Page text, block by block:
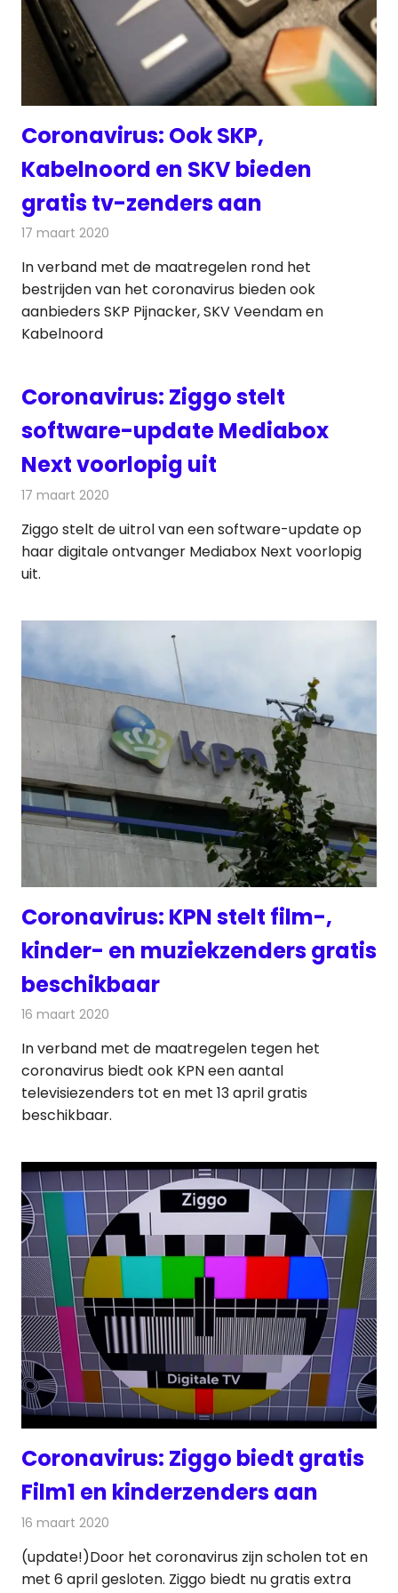
Coronavirus: Ook SKP,
Kabelnoord en SKV bieden
gratis tv-zenders aan
17 maart 2020
In verband met de maatregelen rond het
bestrijden van het coronavirus bieden ook
aanbieders SKP Pijnacker, SKV Veendam en
Kabelnoord
Coronavirus: Ziggo stelt
software-update Mediabox
Next voorlopig uit
17 maart 2020
Ziggo stelt de uitrol van een software-update op
haar digitale ontvanger Mediabox Next voorlopig
uit.
Coronavirus: KPN stelt film-,
kinder- en muziekzenders gratis
beschikbaar
16 maart 2020
In verband met de maatregelen tegen het
coronavirus biedt ook KPN een aantal
televisiezenders tot en met 13 april gratis
beschikbaar.
Coronavirus: Ziggo biedt gratis
Film1 en kinderzenders aan
16 maart 2020
(update!)Door het coronavirus zijn scholen tot en
met 6 april gesloten. Ziggo biedt nu gratis extra